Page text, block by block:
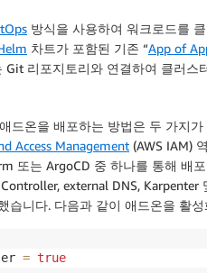
방식을 사용하여 워크로드를
차트가 포함된 기존 “App of
리포지토리와 연결하여 클러스
드온을 배포하는 방법은 두 가지
Access Management (AWS IAM)
또는 ArgoCD 중 하나를 통해 배
external DNS,
습니다. 다음과 같이 애드온을 활
= true